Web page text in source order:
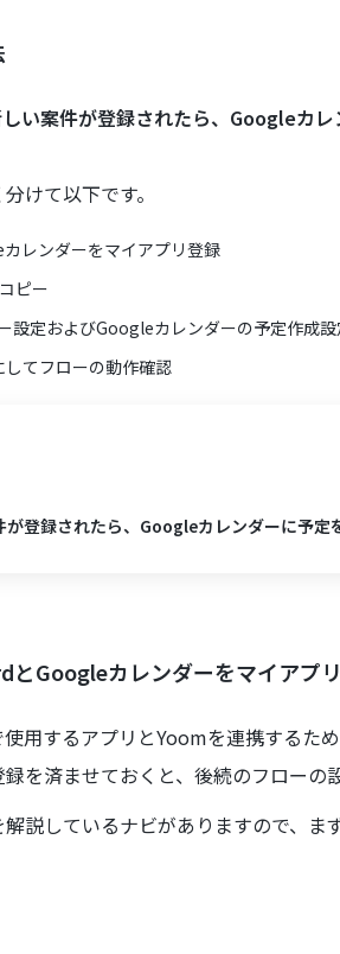
い案件が登録されたら、Googleカ
けて以下です。
レンダーをマイアプリ登録
ピー
設定およびGoogleカレンダーの予定作成
してフローの動作確認
登録されたら、Googleカレンダーに予定
とGoogleカレンダーをマイアプ
用するアプリとYoomを連携するた
を済ませておくと、後続のフローの
説しているナビがありますので、ま